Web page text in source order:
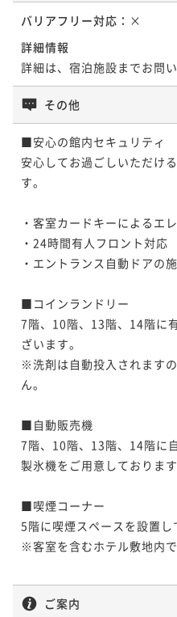
バリアフリー対応： ×
詳細情報
詳細は、宿泊施設までお問
その他
■安心の館内セキュリティ
安心してお過ごしいただけ
す。
・客室カードキーによるエ
・24時間有人フロント対応
・エントランス自動ドアの
■コインランドリー
7階、10階、13階、14階に
ざいます。
※洗剤は自動投入されます
ん。
■自動販売機
7階、10階、13階、14階に
製氷機をご用意しております
■喫煙コーナー
5階に喫煙スペースを設置し
※客室を含むホテル敷地内
ご案内